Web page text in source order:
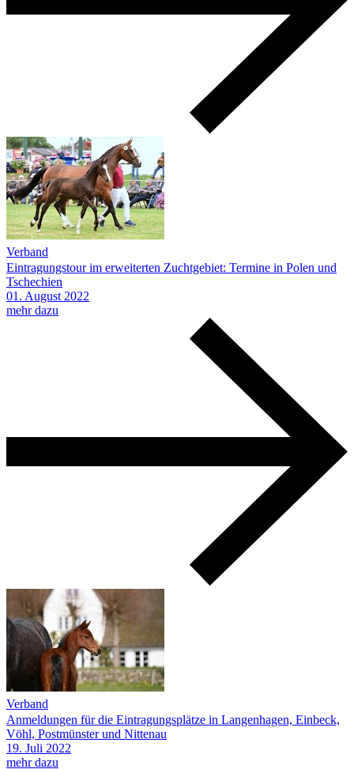
Verband
Eintragungstour im erweiterten Zuchtgebiet: Termine in Polen und
Tschechien
01. August 2022
mehr dazu
Verband
Anmeldungen für die Eintragungsplätze in Langenhagen, Einbeck,
Vöhl, Postmünster und Nittenau
19. Juli 2022
mehr dazu